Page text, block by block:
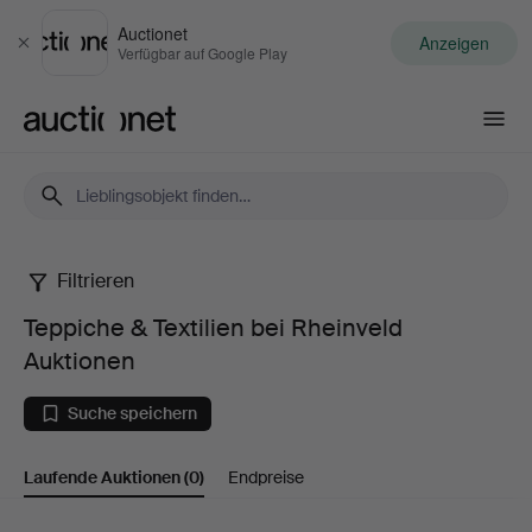
Schließen
Auctionet
Verfügbar auf Google Play Anzeigen
Teppiche
Textilien
bei
Filtrieren
Teppiche & Textilien bei Rheinveld
Auktionen
Suche speichern
Laufende Auktionen(0) Endpreise